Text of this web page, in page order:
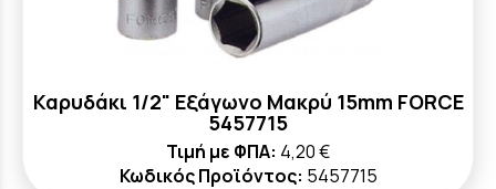
Καρυδάκι 1/2" Εξάγωνο Μακρύ 15mm FORCE
5457715
Τιμή με ΦΠΑ: 4,20 €
Κωδικός Προϊόντος: 5457715